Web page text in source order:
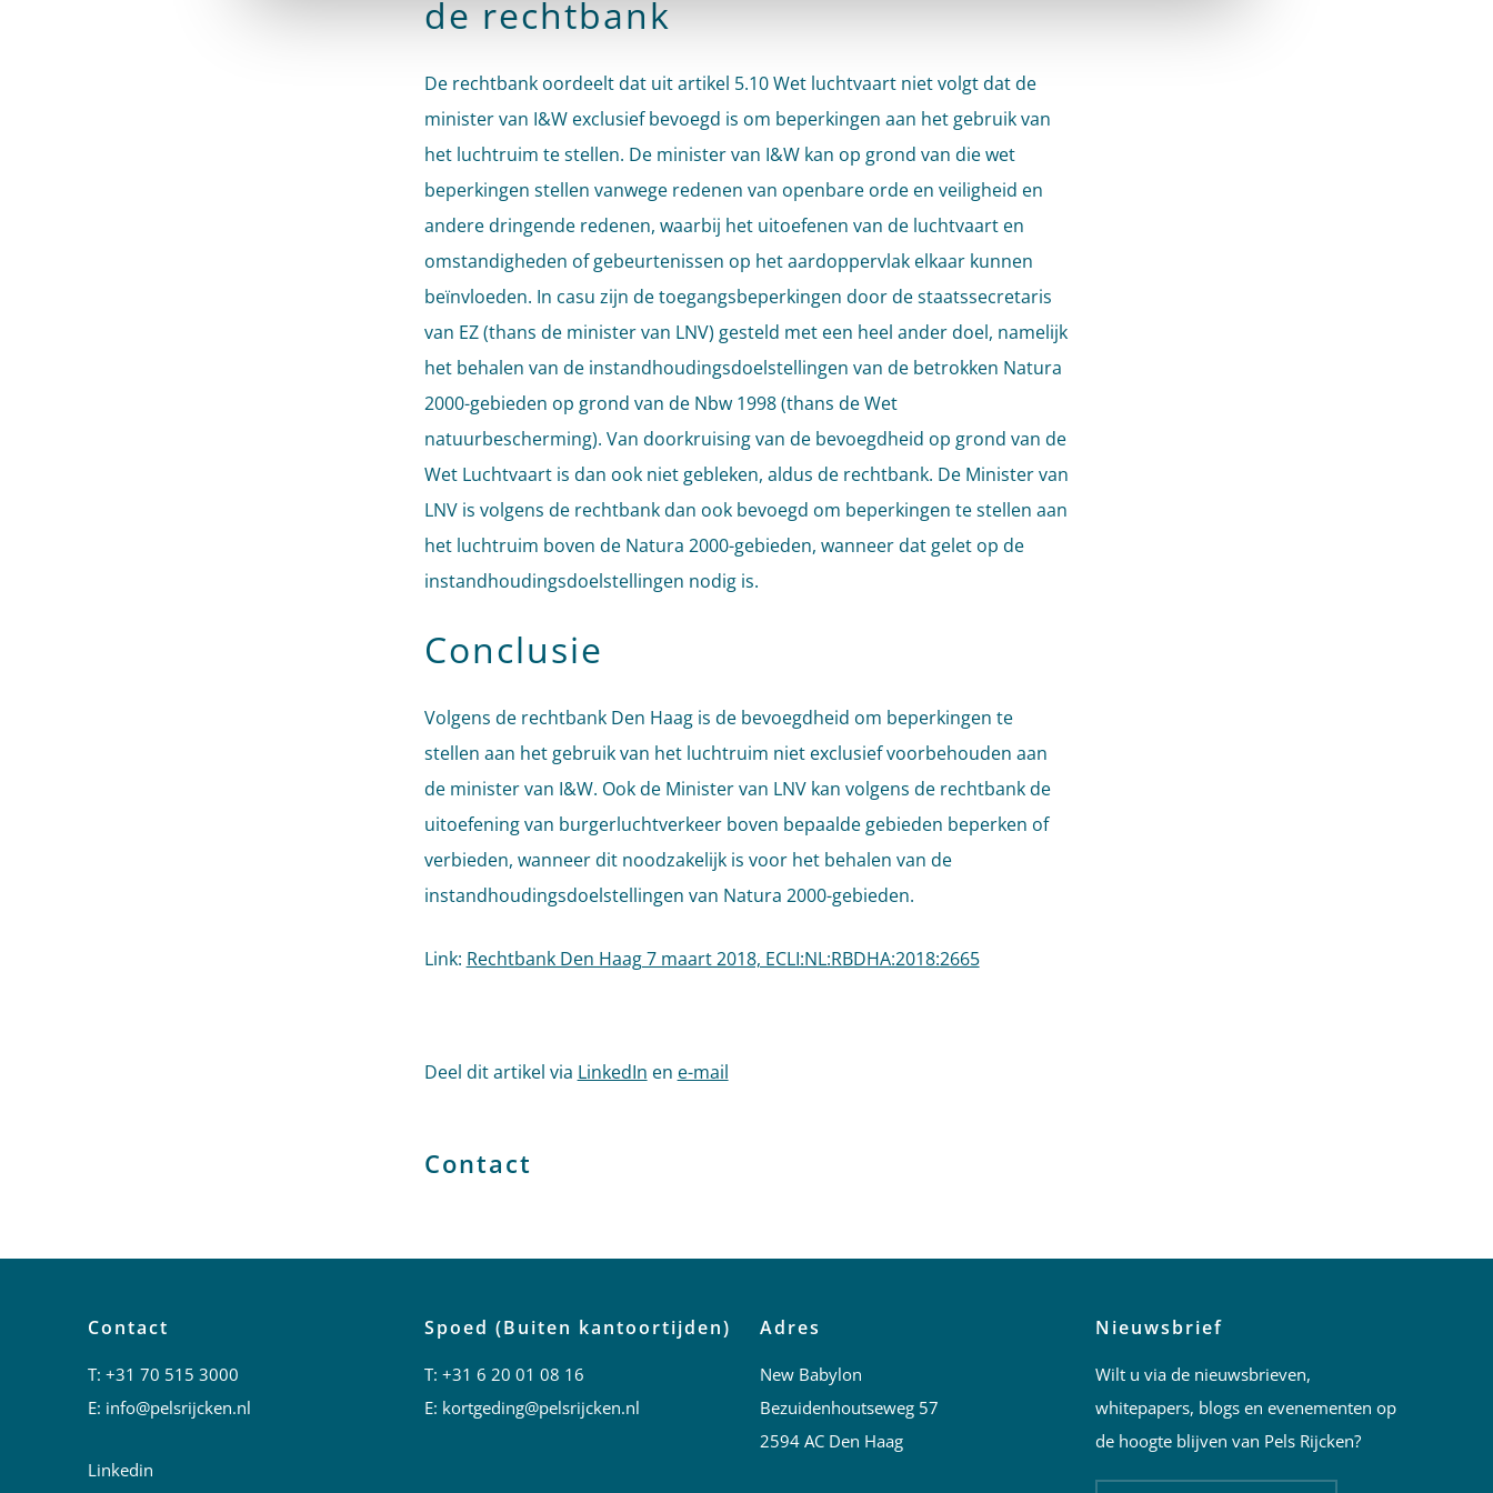
de rechtbank
De rechtbank oordeelt dat uit artikel 5.10 Wet luchtvaart niet volgt dat de
minister van I&W exclusief bevoegd is om beperkingen aan het gebruik van
het luchtruim te stellen. De minister van I&W kan op grond van die wet
beperkingen stellen vanwege redenen van openbare orde en veiligheid en
andere dringende redenen, waarbij het uitoefenen van de luchtvaart en
omstandigheden of gebeurtenissen op het aardoppervlak elkaar kunnen
beïnvloeden. In casu zijn de toegangsbeperkingen door de staatssecretaris
van EZ (thans de minister van LNV) gesteld met een heel ander doel, namelijk
het behalen van de instandhoudingsdoelstellingen van de betrokken Natura
2000-gebieden op grond van de Nbw 1998 (thans de Wet
natuurbescherming). Van doorkruising van de bevoegdheid op grond van de
Wet Luchtvaart is dan ook niet gebleken, aldus de rechtbank. De Minister van
LNV is volgens de rechtbank dan ook bevoegd om beperkingen te stellen aan
het luchtruim boven de Natura 2000-gebieden, wanneer dat gelet op de
instandhoudingsdoelstellingen nodig is.
Conclusie
Volgens de rechtbank Den Haag is de bevoegdheid om beperkingen te
stellen aan het gebruik van het luchtruim niet exclusief voorbehouden aan
de minister van I&W. Ook de Minister van LNV kan volgens de rechtbank de
uitoefening van burgerluchtverkeer boven bepaalde gebieden beperken of
verbieden, wanneer dit noodzakelijk is voor het behalen van de
instandhoudingsdoelstellingen van Natura 2000-gebieden.
Link: Rechtbank Den Haag 7 maart 2018, ECLI:NL:RBDHA:2018:2665
Deel dit artikel via LinkedIn en e-mail
Contact
Contact
T:+31 70 515 3000
E: info@pelsrijcken.nl
Linkedin
Spoed (Buiten kantoortijden)
T: +31 6 20 01 08 16
E: kortgeding@pelsrijcken.nl
Adres
New Babylon
Bezuidenhoutseweg 57
2594 AC Den Haag
Nieuwsbrief
Wilt u via de nieuwsbrieven,
whitepapers, blogs en evenementen op
de hoogte blijven van Pels Rijcken?